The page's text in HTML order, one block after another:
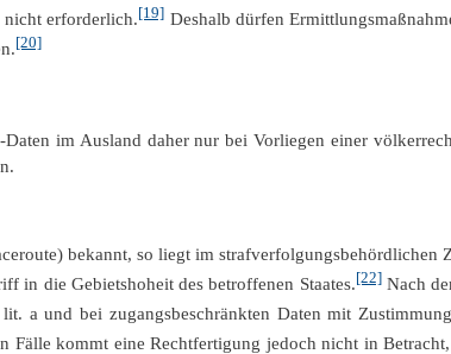
erforderlich.[19] Deshalb dürfen
[20]
im Ausland daher nur bei Vorliegen einer
bekannt, so liegt im
in die Gebietshoheit des betroffenen Staates.[22]Nach
a und bei zugangsbeschränkten Daten mit
Fälle kommt eine Rechtfertigung jedoch nicht in